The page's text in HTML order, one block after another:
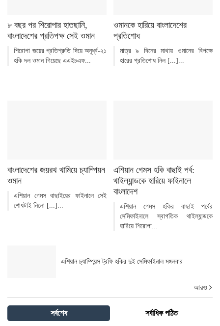
৮ বছর পর শিরোপার হাতছানি,
বাংলাদেশের প্রতিপক্ষ সেই ওমান
শিরোপা জয়ের প্রতিশ্রুতি দিয়ে অনূর্ধ্ব-২১
হকি দল ওমান গিয়েছে এএইচএফ...
ওমানকে হারিয়ে বাংলাদেশের
প্রতিশোধ
মাত্র ৯ দিনের মাথায় ওমানের বিপক্ষে
হারের প্রতিশোধ নিল [...]...
বাংলাদেশের জয়রথ থামিয়ে চ্যাম্পিয়ন
ওমান
এশিয়ান গেমস বাছাইয়ের ফাইনালে সেই
শোধটাই নিলো [...]...
এশিয়ান গেমস হকি বাছাই পর্ব:
থাইল্যান্ডকে হারিয়ে ফাইনালে
বাংলাদেশ
এশিয়ান গেমস হকির বাছাই পর্বের
সেমিফাইনালে স্বাগতিক থাইল্যান্ডকে
হারিয়ে শিরোপা...
এশিয়ান চ্যাম্পিয়ন্স ট্রফি হকির দুই সেমিফাইনাল মঙ্গলবার
আরও
সর্বশেষ সর্বাধিক পঠিত